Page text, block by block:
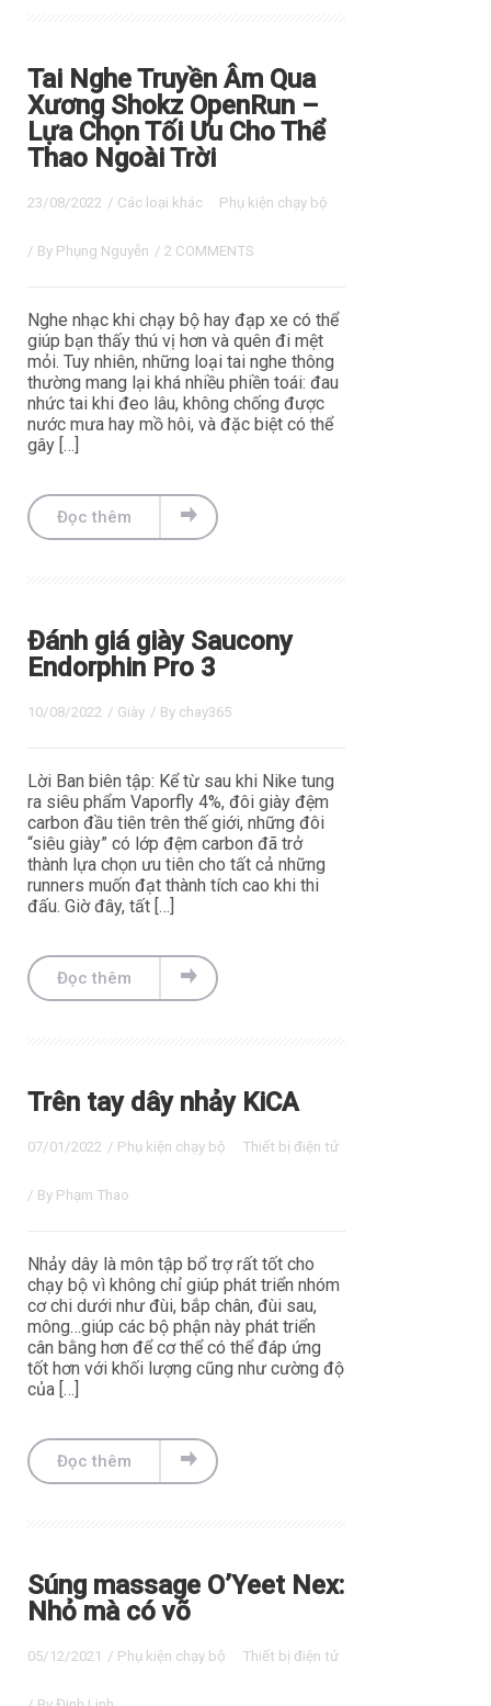
Tai Nghe Truyền Âm Qua
Xương Shokz OpenRun –
Lựa Chọn Tối Ưu Cho Thể
Thao Ngoài Trời
23/08/2022 / Các loại khác Phụ kiện chạy bộ
/ By Phụng Nguyễn / 2 COMMENTS
Nghe nhạc khi chạy bộ hay đạp xe có thể
giúp bạn thấy thú vị hơn và quên đi mệt
mỏi. Tuy nhiên, những loại tai nghe thông
thường mang lại khá nhiều phiền toái: đau
nhức tai khi đeo lâu, không chống được
nước mưa hay mồ hôi, và đặc biệt có thể
gây […]
Đọc thêm
Đánh giá giày Saucony
Endorphin Pro 3
10/08/2022 / Giày / By chay365
Lời Ban biên tập: Kể từ sau khi Nike tung
ra siêu phẩm Vaporfly 4%, đôi giày đệm
carbon đầu tiên trên thế giới, những đôi
“siêu giày” có lớp đệm carbon đã trở
thành lựa chọn ưu tiên cho tất cả những
runners muốn đạt thành tích cao khi thi
đấu. Giờ đây, tất […]
Đọc thêm
Trên tay dây nhảy KiCA
07/01/2022 / Phụ kiện chạy bộ Thiết bị điện tử
/ By Phạm Thao
Nhảy dây là môn tập bổ trợ rất tốt cho
chạy bộ vì không chỉ giúp phát triển nhóm
cơ chi dưới như đùi, bắp chân, đùi sau,
mông…giúp các bộ phận này phát triển
cân bằng hơn để cơ thể có thể đáp ứng
tốt hơn với khối lượng cũng như cường độ
của […]
Đọc thêm
Súng massage O’Yeet Nex:
Nhỏ mà có võ
05/12/2021 / Phụ kiện chạy bộ Thiết bị điện tử